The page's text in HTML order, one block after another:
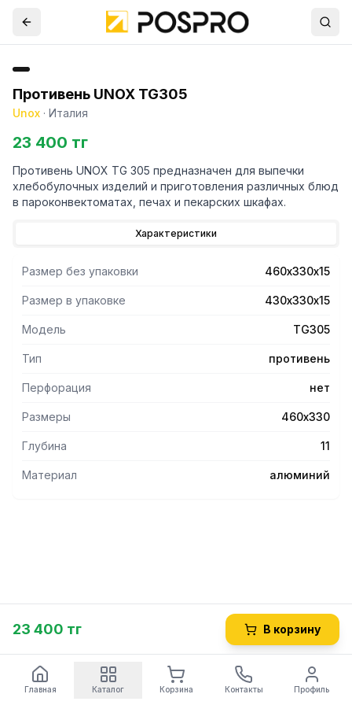
Противень UNOX TG305
Unox · Италия
23 400 тг
Противень UNOX TG 305 предназначен для выпечки
хлебобулочных изделий и приготовления различных блюд
в пароконвектоматах, печах и пекарских шкафах.
Характеристики
Размер без упаковки 460х330х15
Размер в упаковке 430х330х15
Модель TG305
Тип противень
Перфорация нет
Размеры 460х330
Глубина 11
Материал алюминий
23 400 тг В корзину
Главная Каталог Корзина Контакты Профиль